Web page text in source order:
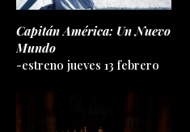
Capitán América: Un Nuevo
Mundo
-estreno jueves 13 febrero